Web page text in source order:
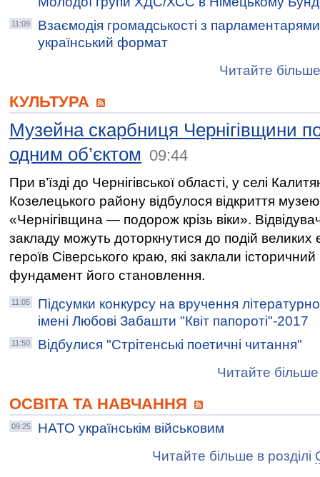
11:09
Взаємодія громадськості з
український формат
Читайте
КУЛЬТУРА
Музейна скарбниця Чернігівщини
одним об’єктом 09:44
При в’їзді до Чернігівської області, у селі
Козелецького району відбулося відкриття музею
«Чернігівщина — подорож крізь віки».
закладу можуть доторкнутися до подій великих
героїв Сіверського краю, які заклали історичний
фундамент його становлення.
11:05
Підсумки конкурсу на вручення
імені Любові Забашти "Квіт папороті"-2017
11:50
Відбулися "Стрітенські поетичні читання"
Читайте більше
ОСВІТА ТА НАВЧАННЯ
09:25
НАТО українськім військовим
Читайте більше в розділі